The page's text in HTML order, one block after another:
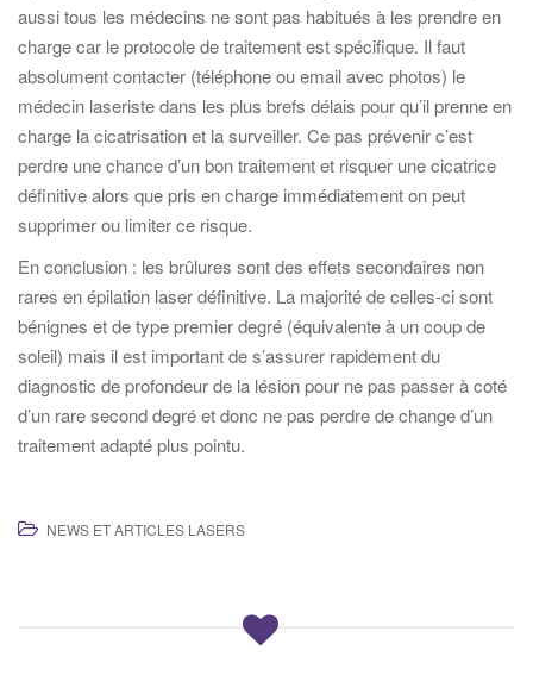
aussi tous les médecins ne sont pas habitués à les prendre en
charge car le protocole de traitement est spécifique. Il faut
absolument contacter (téléphone ou email avec photos) le
médecin laseriste dans les plus brefs délais pour qu’il prenne en
charge la cicatrisation et la surveiller. Ce pas prévenir c’est
perdre une chance d’un bon traitement et risquer une cicatrice
définitive alors que pris en charge immédiatement on peut
supprimer ou limiter ce risque.
En conclusion : les brûlures sont des effets secondaires non
rares en épilation laser définitive. La majorité de celles-ci sont
bénignes et de type premier degré (équivalente à un coup de
soleil) mais il est important de s’assurer rapidement du
diagnostic de profondeur de la lésion pour ne pas passer à coté
d’un rare second degré et donc ne pas perdre de change d’un
traitement adapté plus pointu.
NEWS ET ARTICLES LASERS